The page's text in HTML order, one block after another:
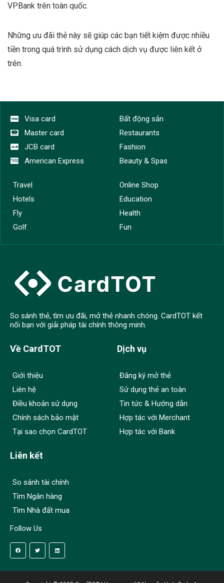
Visa card
Tất cả danh mục
VPBank trên toàn quốc.
Những ưu đãi thẻ này sẽ giúp các bạn tiết kiệm được nhiều
tiền trong quá trình sử dụng cách dịch vụ được liên kết ở
trên.
Visa card
Master card
JCB card
American Express
Bất động sản
Restaurants
Fashion
Beauty & Spas
Travel
Hotels
Fly
Golf
Online Shop
Education
Health
Fun
So sánh thẻ, tìm ưu đãi, mở thẻ nhanh chóng. CardTOT kết
nối bạn với giải pháp tài chính thông minh.
Về CardTOT
Giới thiệu
Liên hệ
Điều khoản sử dụng
Chính sách bảo mật
Tại sao chọn CardTOT
Dịch vụ
Đăng ký mở thẻ
Sử dụng thẻ an toàn
Tin tức & Hướng dẫn
Hợp tác với Merchant
Hợp tác với Bank
Liên kết
So sánh tài chính
Tìm Ngân hàng
Tìm Nhà đất mua
Follow Us